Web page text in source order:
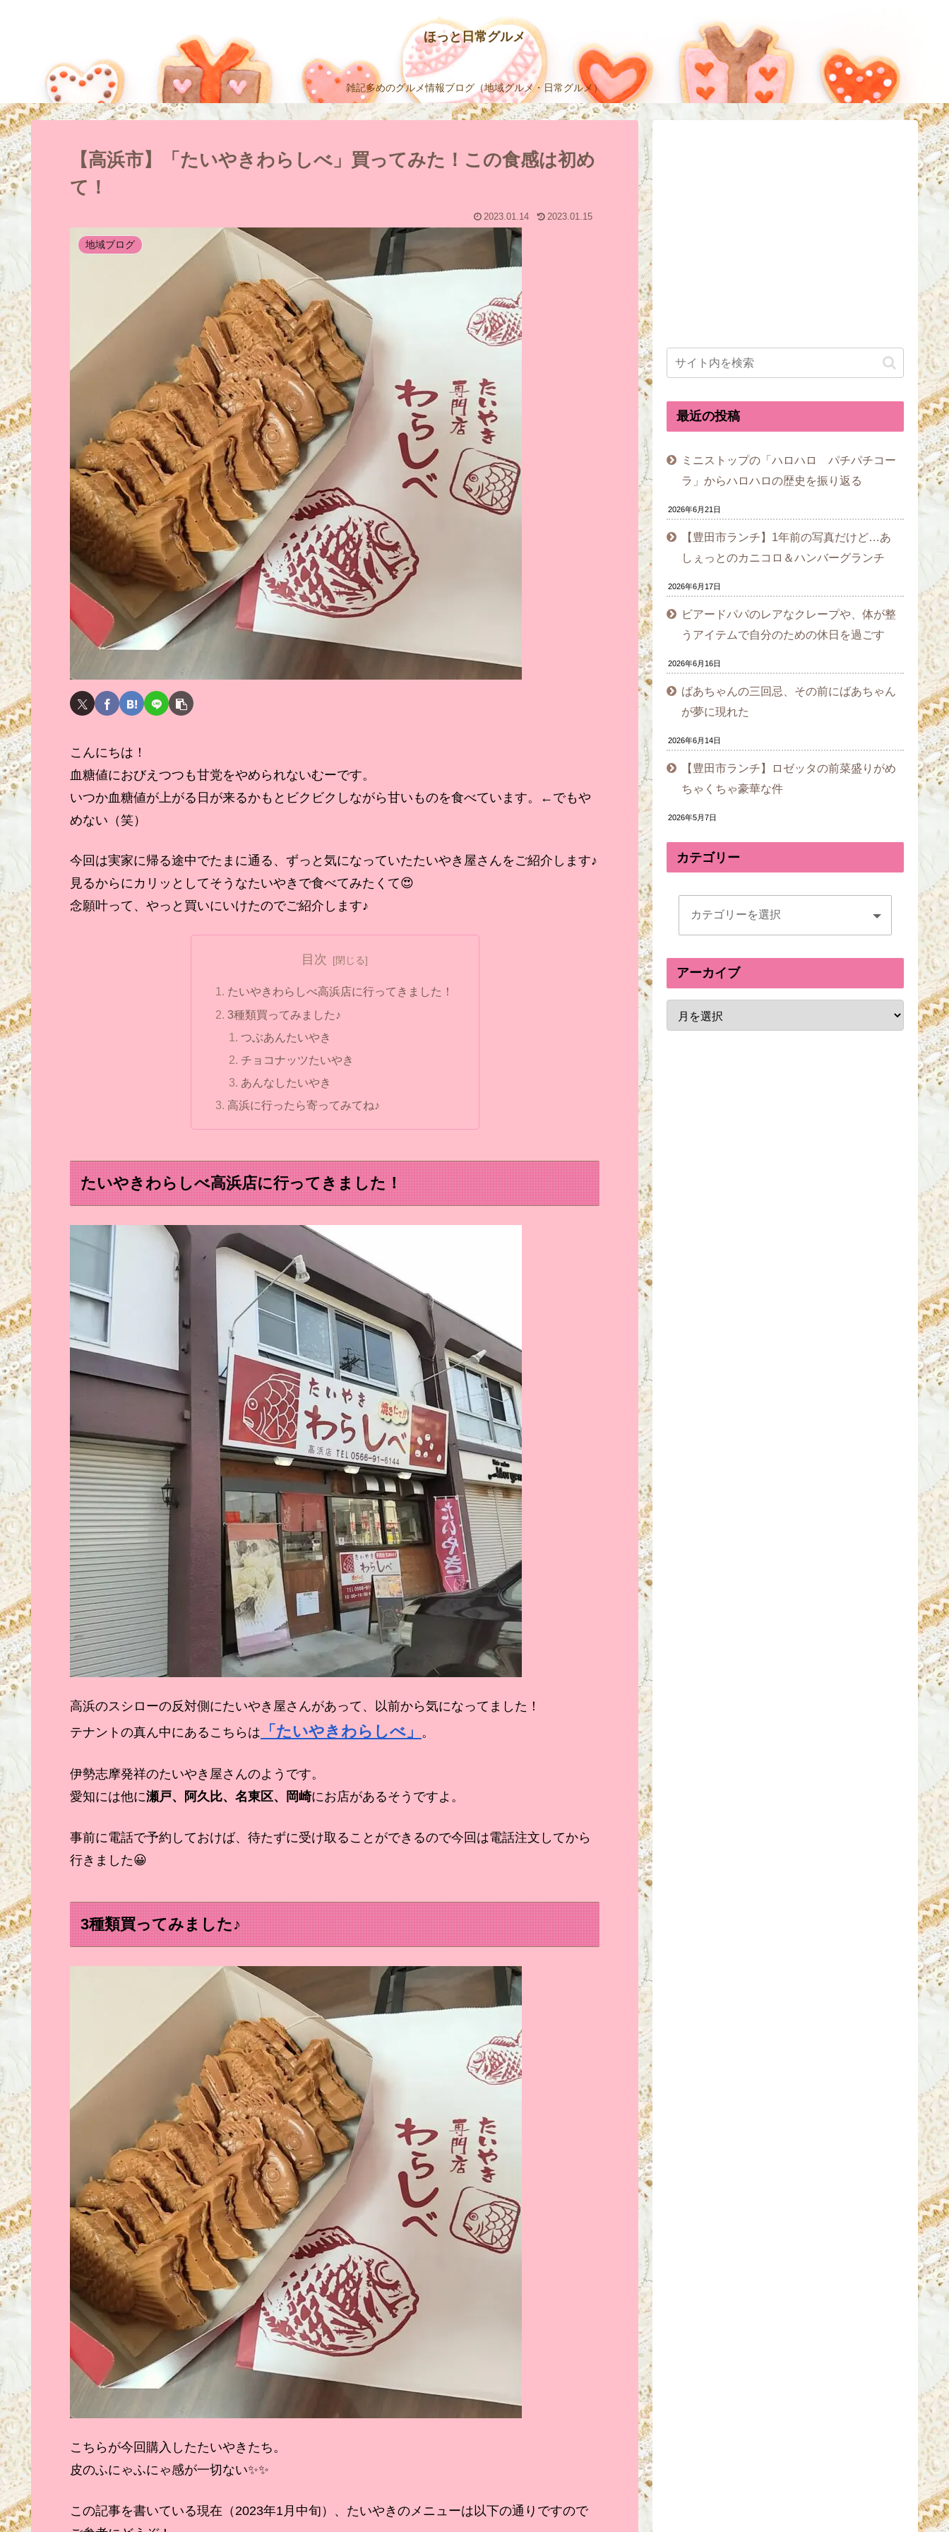
ほっと日常グルメ
雑記多めのグルメ情報ブログ（地域グルメ・日常グルメ）
【高浜市】「たいやきわらしべ」買ってみた！この食感は初め
て！
2023.01.14 2023.01.15
地域ブログ
こんにちは！
血糖値におびえつつも甘党をやめられないむーです。
いつか血糖値が上がる日が来るかもとビクビクしながら甘いものを食べています。←でもや
めない（笑）
今回は実家に帰る途中でたまに通る、ずっと気になっていたたいやき屋さんをご紹介します♪
見るからにカリッとしてそうなたいやきで食べてみたくて😍
念願叶って、やっと買いにいけたのでご紹介します♪
目次
たいやきわらしべ高浜店に行ってきました！
3種類買ってみました♪
つぶあんたいやき
チョコナッツたいやき
あんなしたいやき
高浜に行ったら寄ってみてね♪
たいやきわらしべ高浜店に行ってきました！
高浜のスシローの反対側にたいやき屋さんがあって、以前から気になってました！
テナントの真ん中にあるこちらは
「たいやきわらしべ」 。
伊勢志摩発祥のたいやき屋さんのようです。
愛知には他に瀬戸、阿久比、名東区、岡崎にお店があるそうですよ。
事前に電話で予約しておけば、待たずに受け取ることができるので今回は電話注文してから
行きました😀
3種類買ってみました♪
こちらが今回購入したたいやきたち。
皮のふにゃふにゃ感が一切ない✨✨
この記事を書いている現在（2023年1月中旬）、たいやきのメニューは以下の通りですので
最近の投稿
ミニストップの「ハロハロ パチパチコー
ラ」からハロハロの歴史を振り返る
2026年6月21日
【豊田市ランチ】1年前の写真だけど…あ
しぇっとのカニコロ＆ハンバーグランチ
2026年6月17日
ビアードパパのレアなクレープや、体が整
うアイテムで自分のための休日を過ごす
2026年6月16日
ばあちゃんの三回忌、その前にばあちゃん
が夢に現れた
2026年6月14日
【豊田市ランチ】ロゼッタの前菜盛りがめ
ちゃくちゃ豪華な件
2026年5月7日
カテゴリー
アーカイブ